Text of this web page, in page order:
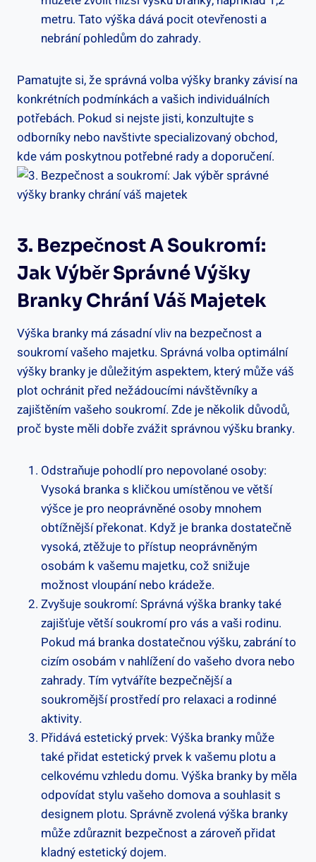
metru. Tato výška dává pocit otevřenosti a
nebrání pohledům do zahrady.
Pamatujte ⁤si, ⁢že​ správná volba výšky branky závisí na
konkrétních podmínkách a vašich ​individuálních
potřebách. Pokud ⁢si nejste jisti, konzultujte s‌
odborníky nebo‍ navštivte specializovaný obchod,
kde vám poskytnou ⁤potřebné rady⁤ a⁢ doporučení.
3. ⁤Bezpečnost A⁢ Soukromí:
Jak Výběr Správné Výšky
Branky Chrání Váš Majetek
Výška branky⁤ má⁢ zásadní ⁣vliv na bezpečnost⁤ a
soukromí vašeho majetku. Správná volba optimální
výšky branky je důležitým aspektem, který může váš
plot ochránit před nežádoucími návštěvníky a
zajištěním vašeho soukromí. Zde je několik důvodů,
proč byste měli dobře zvážit ​správnou výšku branky.
Odstraňuje‍ pohodlí ​pro nepovolané osoby:
Vysoká branka s ‌kličkou umístěnou ve větší
výšce je pro neoprávněné osoby mnohem
obtížnější překonat. Když je branka dostatečně
vysoká, ztěžuje⁣ to přístup neoprávněným
osobám k vašemu⁣ majetku, což snižuje
možnost vloupání nebo krádeže.
Zvyšuje ⁣soukromí: Správná ‌výška branky také
zajišťuje větší soukromí pro ⁤vás a vaši rodinu.
Pokud má branka dostatečnou‌ výšku,⁣ zabrání to
cizím osobám⁣ v nahlížení do vašeho dvora nebo
zahrady.‍ Tím vytváříte bezpečnější a​
soukromější prostředí pro relaxaci ⁤a rodinné
aktivity.
Přidává estetický prvek: Výška branky může
také přidat estetický prvek k vašemu plotu a
celkovému vzhledu domu. Výška branky by měla
odpovídat stylu vašeho domova ​a souhlasit ‌s
designem plotu. Správně zvolená výška​ branky
může zdůraznit bezpečnost ‌a⁢ zároveň přidat
kladný estetický dojem.